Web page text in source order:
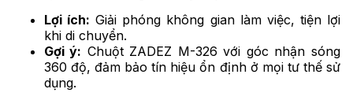
Lợi ích: Giải phóng không gian làm việc, tiện lợi
khi di chuyển.
Gợi ý: Chuột ZADEZ M-326 với góc nhận sóng
360 độ, đảm bảo tín hiệu ổn định ở mọi tư thế sử
dụng.